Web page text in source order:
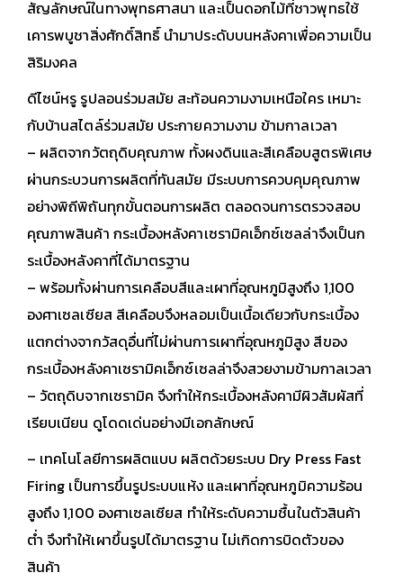
สัญลักษณ์ในทางพุทธศาสนา และเป็นดอกไม้ที่ชาวพุทธใช้
เคารพบูชาสิ่งศักดิ์สิทธิ์ นำมาประดับบนหลังคาเพื่อความเป็น
สิริมงคล
ดีไซน์หรู รูปลอนร่วมสมัย สะท้อนความงามเหนือใคร เหมาะ
กับบ้านสไตล์ร่วมสมัย ประกายความงาม ข้ามกาลเวลา
– ผลิตจากวัตถุดิบคุณภาพ ทั้งผงดินและสีเคลือบสูตรพิเศษ
ผ่านกระบวนการผลิตที่ทันสมัย มีระบบการควบคุมคุณภาพ
อย่างพิถีพิถันทุกขั้นตอนการผลิต ตลอดจนการตรวจสอบ
คุณภาพสินค้า กระเบื้องหลังคาเซรามิคเอ็กซ์เซลล่าจึงเป็นก
ระเบื้องหลังคาที่ได้มาตรฐาน
– พร้อมทั้งผ่านการเคลือบสีและเผาที่อุณหภูมิสูงถึง 1,100
องศาเซลเซียส สีเคลือบจึงหลอมเป็นเนื้อเดียวกับกระเบื้อง
แตกต่างจากวัสดุอื่นที่ไม่ผ่านการเผาที่อุณหภูมิสูง สีของ
กระเบื้องหลังคาเซรามิคเอ็กซ์เซลล่าจึงสวยงามข้ามกาลเวลา
– วัตถุดิบจากเซรามิค จึงทำให้กระเบื้องหลังคามีผิวสัมผัสที่
เรียบเนียน ดูโดดเด่นอย่างมีเอกลักษณ์
– เทคโนโลยีการผลิตแบบ ผลิตด้วยระบบ Dry Press Fast
Firing เป็นการขึ้นรูประบบแห้ง และเผาที่อุณหภูมิความร้อน
สูงถึง 1,100 องศาเซลเซียส ทำให้ระดับความชื้นในตัวสินค้า
ต่ำ จึงทำให้เผาขึ้นรูปได้มาตรฐาน ไม่เกิดการบิดตัวของ
สินค้า